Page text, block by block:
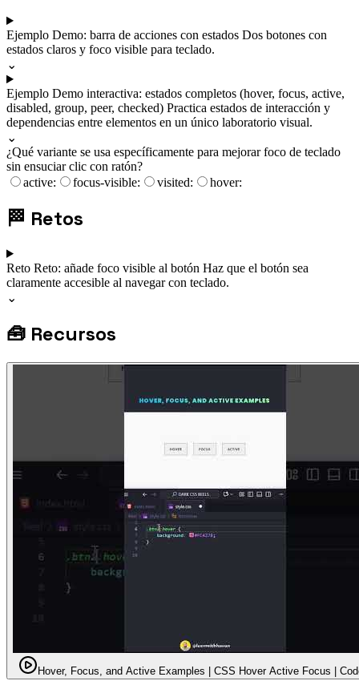
Ejemplo Demo: barra de acciones con estados Dos botones con
estados claros y foco visible para teclado.
⌄
Ejemplo Demo interactiva: estados completos (hover, focus, active,
disabled, group, peer, checked) Practica estados de interacción y
dependencias entre elementos en un único laboratorio visual.
⌄
¿Qué variante se usa específicamente para mejorar foco de teclado
sin ensuciar clic con ratón?
active:
focus-visible: visited: hover:
🏁 Retos
Reto Reto: añade foco visible al botón Haz que el botón sea
claramente accesible al navegar con teclado.
⌄
🧰 Recursos
Hover, Focus, and Active Examples | CSS Hover Active Focus |